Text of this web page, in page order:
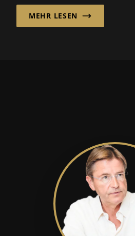
MEHR LESEN